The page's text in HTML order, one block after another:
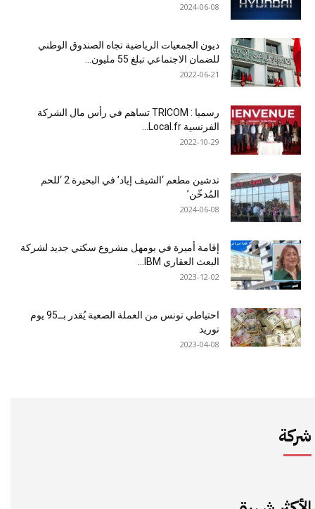
2024-06-08
ديون الجمعيات الرياضية تجاه الصندوق الوطني
للضمان الاجتماعي تبلغ 55 مليون...
2022-06-21
رسميا : TRICOM تساهم في رأس مال الشركة
الفرنسية Local.fr...
2022-10-29
تدشين مطعم ‘الشيف إياد’ في البحيرة 2 ‘للحم
المُدخّن’
2024-06-08
إقامة أميرة في بومهل مشروع سكني جديد لشركة
البعث العقاري IBM...
2023-12-02
احتياطي تونس من العملة الصعبة يُقدر بــ95 يوم
توريد
2023-04-08
شركة